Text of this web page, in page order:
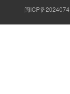
闽ICP备